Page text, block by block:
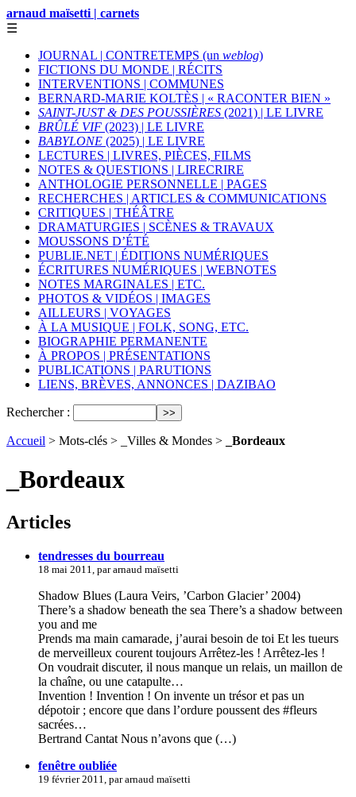
arnaud maïsetti | carnets
☰
JOURNAL | CONTRETEMPS (un weblog)
FICTIONS DU MONDE | RÉCITS
INTERVENTIONS | COMMUNES
BERNARD-MARIE KOLTÈS | « RACONTER BIEN »
SAINT-JUST & DES POUSSIÈRES (2021) | LE LIVRE
BRÛLÉ VIF (2023) | LE LIVRE
BABYLONE (2025) | LE LIVRE
LECTURES | LIVRES, PIÈCES, FILMS
NOTES & QUESTIONS | LIRECRIRE
ANTHOLOGIE PERSONNELLE | PAGES
RECHERCHES | ARTICLES & COMMUNICATIONS
CRITIQUES | THÉÂTRE
DRAMATURGIES | SCÈNES & TRAVAUX
MOUSSONS D’ÉTÉ
PUBLIE.NET | ÉDITIONS NUMÉRIQUES
ÉCRITURES NUMÉRIQUES | WEBNOTES
NOTES MARGINALES | ETC.
PHOTOS & VIDÉOS | IMAGES
AILLEURS | VOYAGES
À LA MUSIQUE | FOLK, SONG, ETC.
BIOGRAPHIE PERMANENTE
À PROPOS | PRÉSENTATIONS
PUBLICATIONS | PARUTIONS
LIENS, BRÈVES, ANNONCES | DAZIBAO
Rechercher :
Accueil > Mots-clés > _Villes & Mondes > _Bordeaux
_Bordeaux
Articles
tendresses du bourreau
18 mai 2011, par arnaud maïsetti
Shadow Blues (Laura Veirs, ’Carbon Glacier’ 2004)
There’s a shadow beneath the sea There’s a shadow between
you and me
Prends ma main camarade, j’aurai besoin de toi Et les tueurs
de merveilleux courent toujours Arrêtez-les ! Arrêtez-les !
On voudrait discuter, il nous manque un relais, un maillon de
la chaîne, ou une catapulte…
Invention ! Invention ! On invente un trésor et pas un
dépotoir ; encore que dans l’ordure poussent des #fleurs
sacrées…
Bertrand Cantat Nous n’avons que (…)
fenêtre oubliée
19 février 2011, par arnaud maïsetti